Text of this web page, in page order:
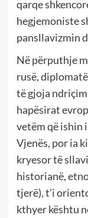
qarqe
hegjemoniste
pansllavizmin
Në përputhje
rusë,
të gjoja
hapësirat
vetëm që ishin
Vjenës, por ia
kryesor të
historianë,
tjerë), t’i
kthyer kështu